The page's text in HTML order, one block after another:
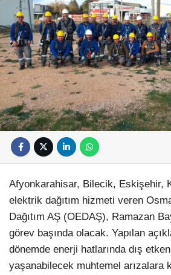
Afyonkarahisar, Bilecik, Eskişehir,
elektrik dağıtım hizmeti veren
Dağıtım AŞ (OEDAŞ), Ramazan
görev başında olacak. Yapılan
dönemde enerji hatlarında dış
yaşanabilecek muhtemel arızalara